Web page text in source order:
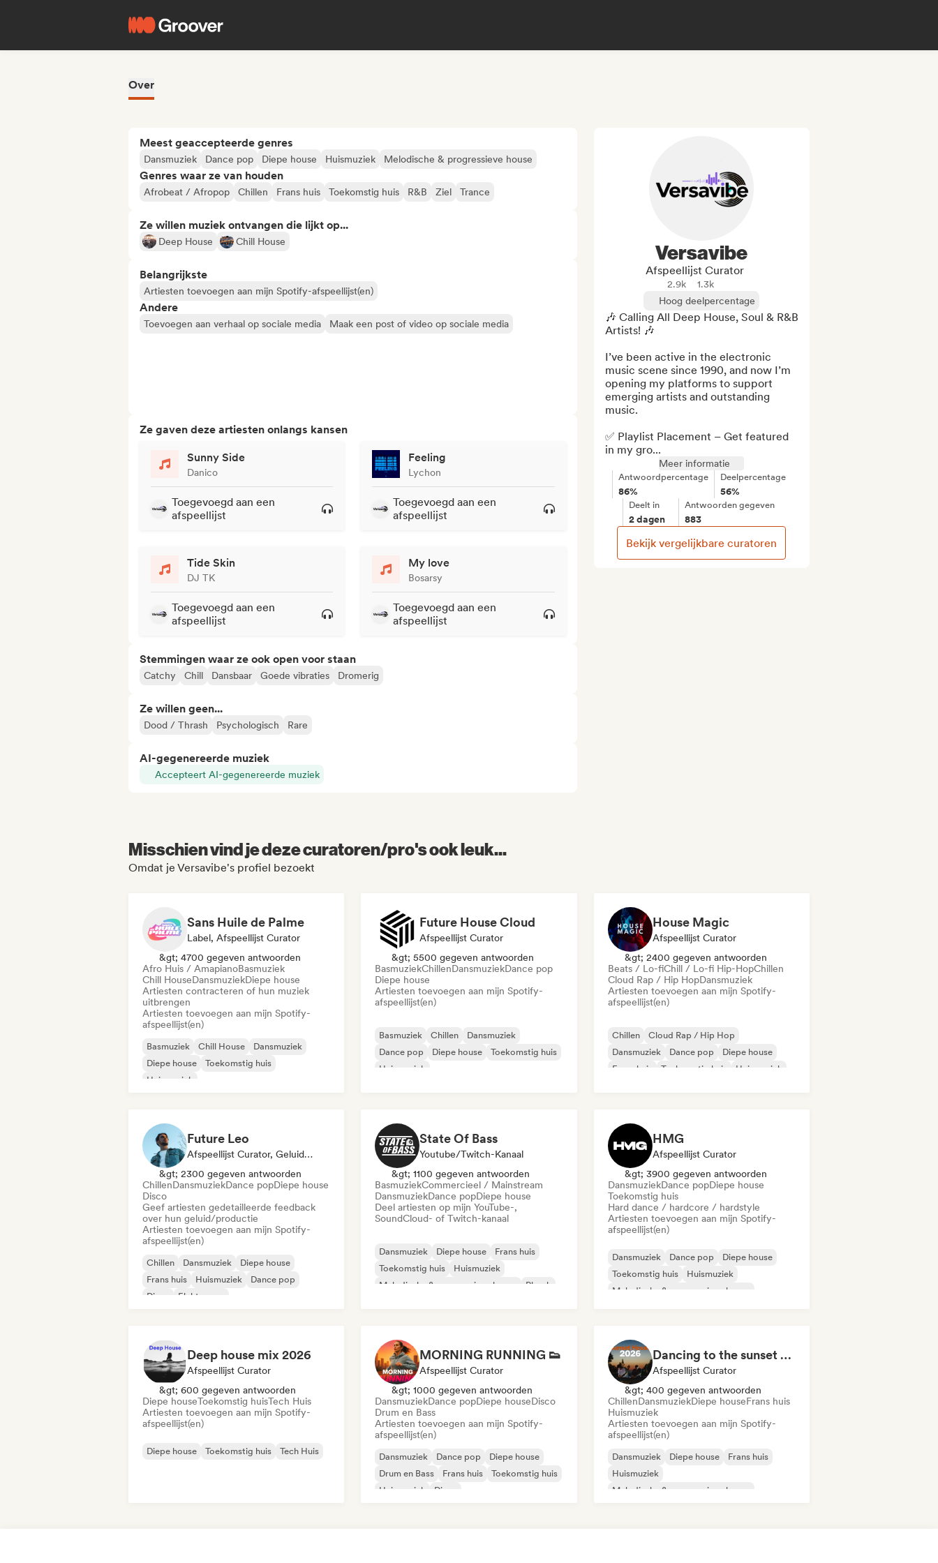
Over
Meest geaccepteerde genres
Dansmuziek Dance pop Diepe house Huismuziek Melodische & progressieve house
Genres waar ze van houden
Afrobeat / Afropop Chillen Frans huis Toekomstig huis R&B Ziel Trance
Ze willen muziek ontvangen die lijkt op...
Deep House Chill House
Belangrijkste
Artiesten toevoegen aan mijn Spotify-afspeellijst(en)
Andere
Toevoegen aan verhaal op sociale media Maak een post of video op sociale media
Ze gaven deze artiesten onlangs kansen
Sunny Side
Danico
Toegevoegd aan een
afspeellijst
Feeling
Lychon
Toegevoegd aan een
afspeellijst
Tide Skin
DJ TK
Toegevoegd aan een
afspeellijst
My love
Bosarsy
Toegevoegd aan een
afspeellijst
Stemmingen waar ze ook open voor staan
Catchy Chill Dansbaar Goede vibraties Dromerig
Ze willen geen...
Dood / Thrash Psychologisch Rare
AI-gegenereerde muziek
Accepteert AI-gegenereerde muziek
Versavibe
Afspeellijst Curator
2.9k
1.3k
Hoog deelpercentage
🎶 Calling All Deep House, Soul & R&B
Artists! 🎶
I’ve been active in the electronic
music scene since 1990, and now I’m
opening my platforms to support
emerging artists and outstanding
music.
✅ Playlist Placement – Get featured
in my gro...
Meer informatie
Antwoordpercentage
86%
Deelpercentage
56%
Deelt in
2 dagen
Antwoorden gegeven
883
Bekijk vergelijkbare curatoren
Misschien vind je deze curatoren/pro's ook leuk...
Omdat je Versavibe's profiel bezoekt
Sans Huile de Palme
Label, Afspeellijst Curator
&gt; 4700 gegeven antwoorden
Afro Huis / AmapianoBasmuziek
Chill HouseDansmuziekDiepe house
Artiesten contracteren of hun muziek
uitbrengen
Artiesten toevoegen aan mijn Spotify-
afspeellijst(en)
Basmuziek Chill House
Dansmuziek
Diepe house
Toekomstig huis
Huismuziek
Future House Cloud
Afspeellijst Curator
&gt; 5500 gegeven antwoorden
BasmuziekChillenDansmuziekDance pop
Diepe house
Artiesten toevoegen aan mijn Spotify-
afspeellijst(en)
Basmuziek Chillen
Dansmuziek
Dance pop
Diepe house
Toekomstig huis
Huismuziek
House Magic
Afspeellijst Curator
&gt; 2400 gegeven antwoorden
Beats / Lo-fiChill / Lo-fi Hip-HopChillen
Cloud Rap / Hip HopDansmuziek
Artiesten toevoegen aan mijn Spotify-
afspeellijst(en)
Chillen
Cloud Rap / Hip Hop
Dansmuziek
Dance pop
Diepe house
Frans huis
Toekomstig huis Huismuziek
Future Leo
Afspeellijst Curator, Geluidsexpert
&gt; 2300 gegeven antwoorden
ChillenDansmuziekDance popDiepe house
Disco
Geef artiesten gedetailleerde feedback
over hun geluid/productie
Artiesten toevoegen aan mijn Spotify-
afspeellijst(en)
Chillen Dansmuziek
Diepe house
Frans huis
Huismuziek
Dance pop
Disco
Elektropop
State Of Bass
Youtube/Twitch-Kanaal
&gt; 1100 gegeven antwoorden
BasmuziekCommercieel / Mainstream
DansmuziekDance popDiepe house
Deel artiesten op mijn YouTube-,
SoundCloud- of Twitch-kanaal
Dansmuziek Diepe house
Frans huis
Toekomstig huis
Huismuziek
Melodische & progressieve house
Phonk
HMG
Afspeellijst Curator
&gt; 3900 gegeven antwoorden
DansmuziekDance popDiepe house
Toekomstig huis
Hard dance / hardcore / hardstyle
Artiesten toevoegen aan mijn Spotify-
afspeellijst(en)
Dansmuziek Dance pop
Diepe house
Toekomstig huis
Huismuziek
Melodische & progressieve house
Deep house mix 2026
Afspeellijst Curator
&gt; 600 gegeven antwoorden
Diepe houseToekomstig huisTech Huis
Artiesten toevoegen aan mijn Spotify-
afspeellijst(en)
Diepe house Toekomstig huis Tech Huis
MORNING RUNNING 👟
Afspeellijst Curator
&gt; 1000 gegeven antwoorden
DansmuziekDance popDiepe houseDisco
Drum en Bass
Artiesten toevoegen aan mijn Spotify-
afspeellijst(en)
Dansmuziek Dance pop
Diepe house
Drum en Bass
Frans huis
Toekomstig huis
Huismuziek
Disco
Dancing to the sunset 2026 by Knb.
Afspeellijst Curator
&gt; 400 gegeven antwoorden
ChillenDansmuziekDiepe houseFrans huis
Huismuziek
Artiesten toevoegen aan mijn Spotify-
afspeellijst(en)
Dansmuziek Diepe house
Frans huis
Huismuziek
Melodische & progressieve house